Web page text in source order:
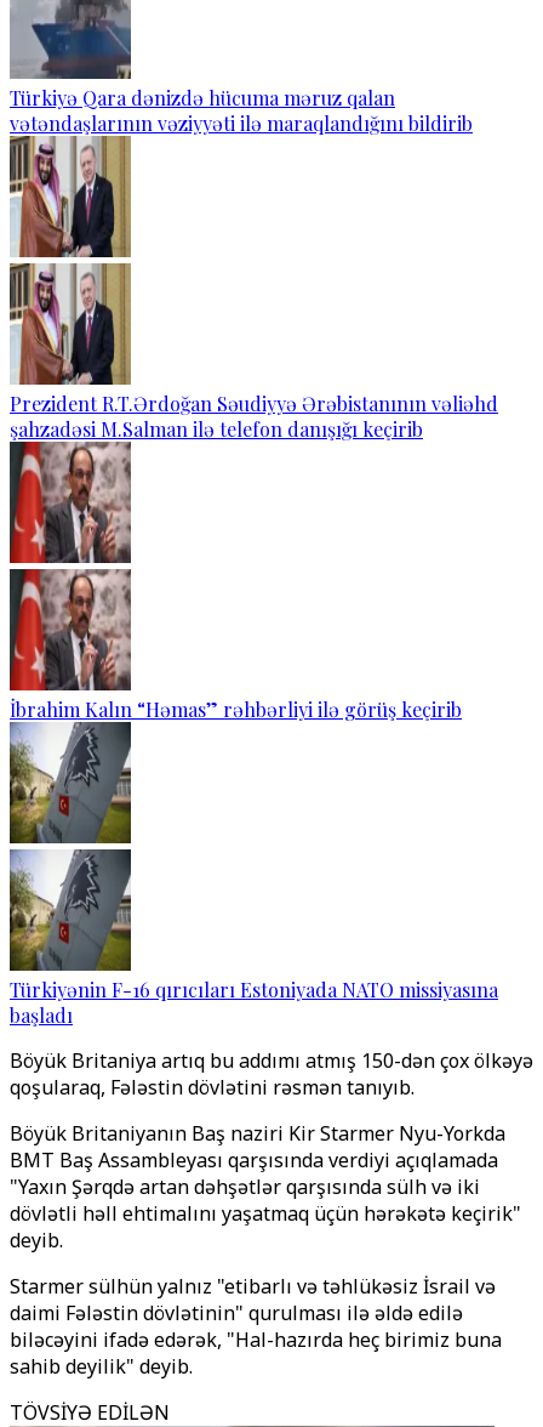
Türkiyə Qara dənizdə hücuma məruz qalan
vətəndaşlarının vəziyyəti ilə maraqlandığını bildirib
Prezident R.T.Ərdoğan Səudiyyə Ərəbistanının vəliəhd
şahzadəsi M.Salman ilə telefon danışığı keçirib
İbrahim Kalın “Həmas” rəhbərliyi ilə görüş keçirib
Türkiyənin F-16 qırıcıları Estoniyada NATO missiyasına
başladı
Böyük Britaniya artıq bu addımı atmış 150-dən çox ölkəyə
qoşularaq, Fələstin dövlətini rəsmən tanıyıb.
Böyük Britaniyanın Baş naziri Kir Starmer Nyu-Yorkda
BMT Baş Assambleyası qarşısında verdiyi açıqlamada
"Yaxın Şərqdə artan dəhşətlər qarşısında sülh və iki
dövlətli həll ehtimalını yaşatmaq üçün hərəkətə keçirik"
deyib.
Starmer sülhün yalnız "etibarlı və təhlükəsiz İsrail və
daimi Fələstin dövlətinin" qurulması ilə əldə edilə
biləcəyini ifadə edərək, "Hal-hazırda heç birimiz buna
sahib deyilik" deyib.
TÖVSİYƏ EDİLƏN